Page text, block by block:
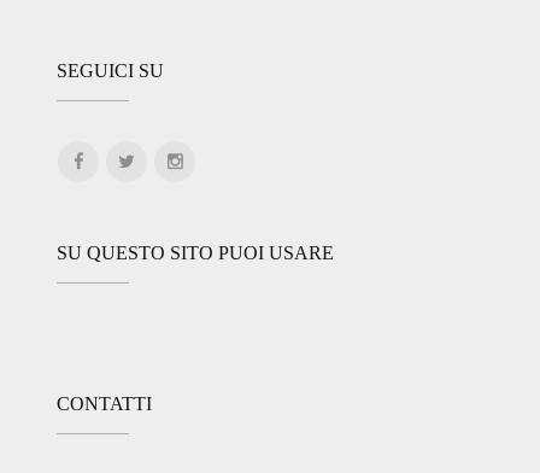
SEGUICI SU
SU QUESTO SITO PUOI USARE
CONTATTI